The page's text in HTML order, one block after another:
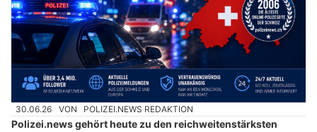
30.06.26 VON POLIZEI.NEWS REDAKTION
Polizei.news gehört heute zu den reichweitenstärksten